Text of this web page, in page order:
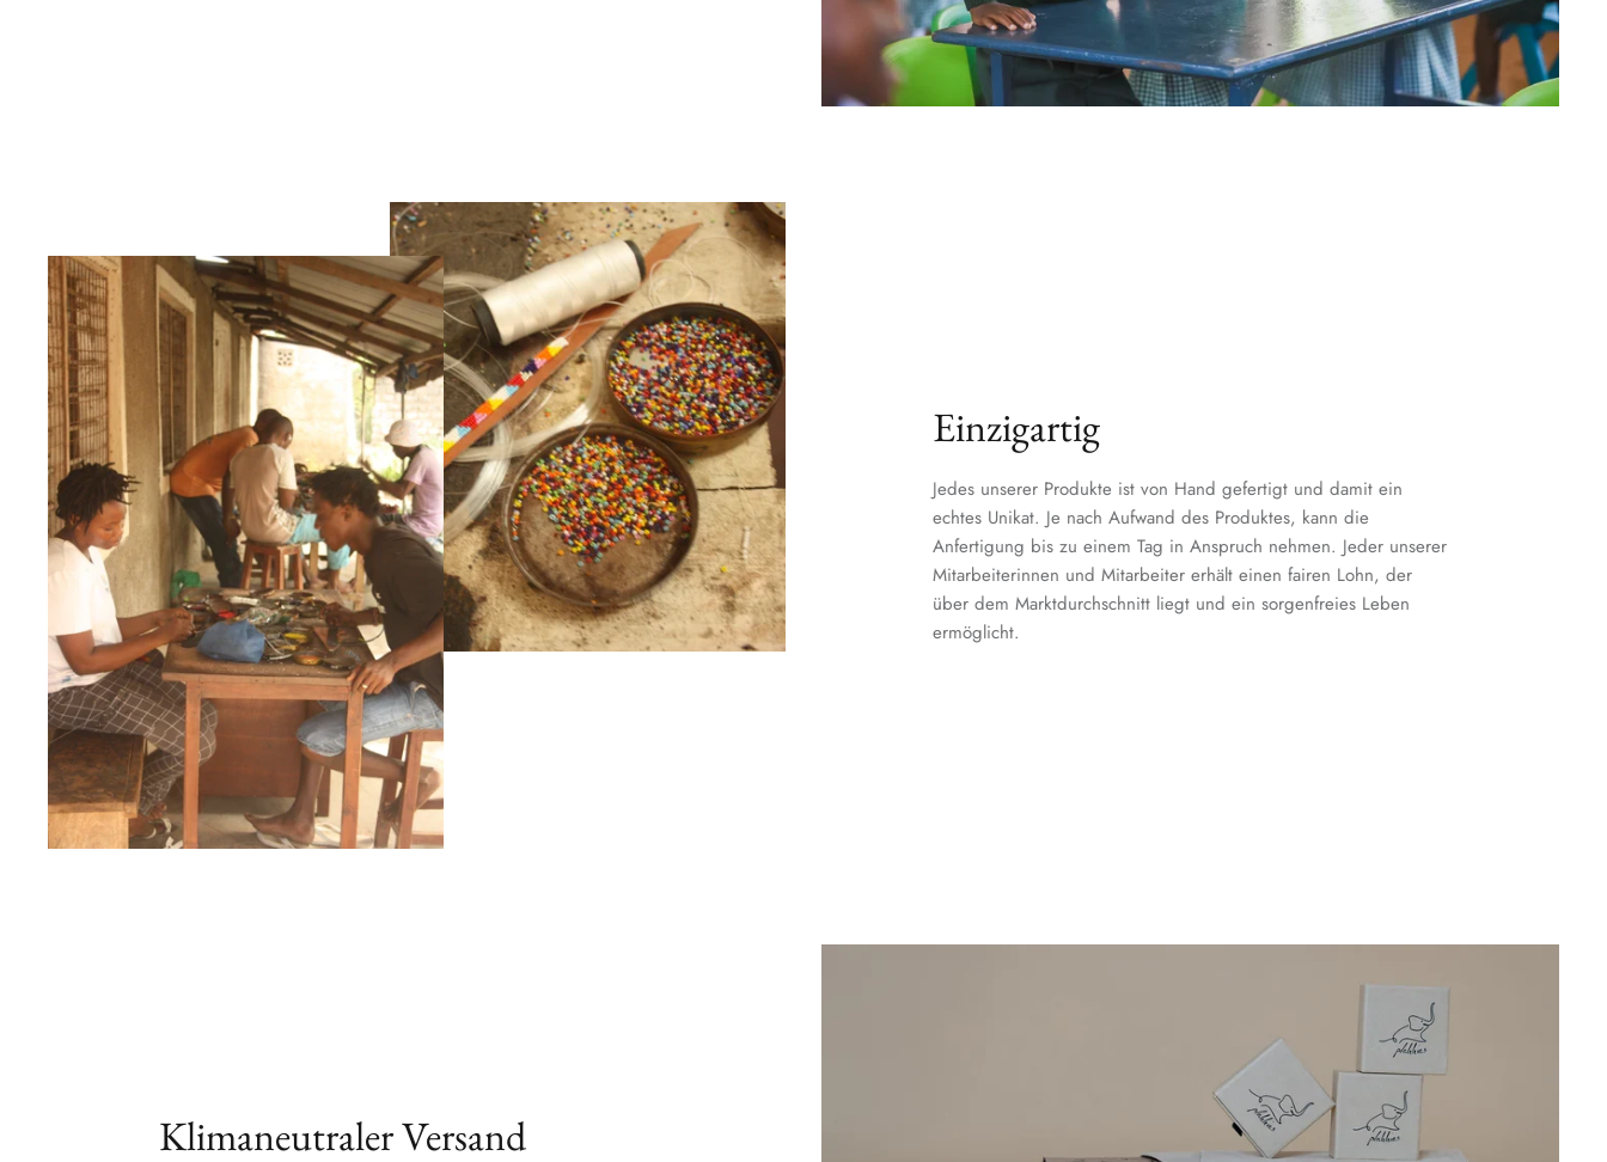
Einzigartig
Jedes unserer Produkte ist von Hand gefertigt und damit ein
echtes Unikat. Je nach Aufwand des Produktes, kann die
Anfertigung bis zu einem Tag in Anspruch nehmen. Jeder unserer
Mitarbeiterinnen und Mitarbeiter erhält einen fairen Lohn, der
über dem Marktdurchschnitt liegt und ein sorgenfreies Leben
ermöglicht.
Klimaneutraler Versand